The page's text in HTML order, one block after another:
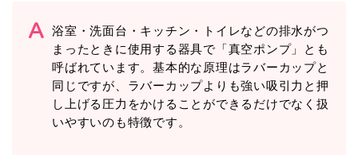
浴室・洗面台・キッチン・トイレなどの排水がつ
まったときに使用する器具で「真空ポンプ」とも
呼ばれています。基本的な原理はラバーカップと
同じですが、ラバーカップよりも強い吸引力と押
し上げる圧力をかけることができるだけでなく扱
いやすいのも特徴です。